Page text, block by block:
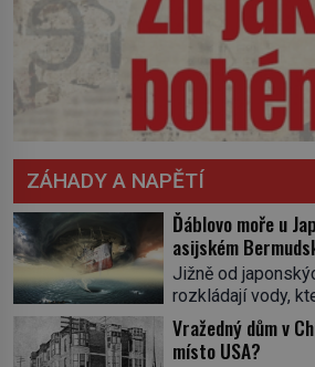
ZÁHADY A NAPĚTÍ
Ďáblovo moře u
asijském
ve spárech
Jižně od
rozkládají vody,
Ďáblovo moře.
mizejících beze
světlech,
Vražedný dům v
místo USA?